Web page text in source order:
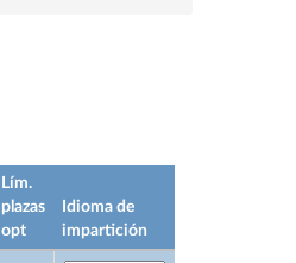
Lím.
plazas
opt
Idioma de
impartición